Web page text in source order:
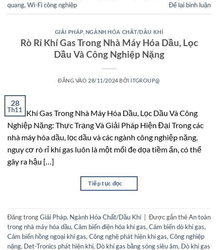
quang, Wi-Fi công nghiệp Để lại bình luận
GIẢI PHÁP, NGÀNH HÓA CHẤT/DẦU KHÍ
Rò Rỉ Khí Gas Trong Nhà Máy Hóa Dầu, Lọc
Dầu Và Công Nghiệp Nặng
ĐĂNG VÀO 28/11/2024 BỞI ITGROUP@
28
Th11
Rò Rỉ Khí Gas Trong Nhà Máy Hóa Dầu, Lọc Dầu Và Công
Nghiệp Nặng: Thực Trạng Và Giải Pháp Hiện Đại Trong các
nhà máy hóa dầu, lọc dầu và các ngành công nghiệp nặng,
nguy cơ rò rỉ khí gas luôn là một mối đe dọa tiềm ẩn, có thể
gây ra hậu […]
Tiếp tục đọc
Đăng trongGiải Pháp, Ngành Hóa Chất/Dầu Khí | Được gắn thẻAn toàn
trong nhà máy hóa dầu, Cảm biến điện hóa khí gas, Cảm biến dò khí gas,
Cảm biến hồng ngoại khí gas, Công nghệ phát hiện khí gas, Công nghiệp
nặng, Det-Tronics phát hiện khí, Dò khí gas bằng sóng siêu âm, Dò khí gas